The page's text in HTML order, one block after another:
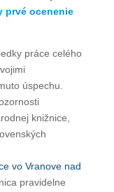
prvé ocenenie
práce celého
úspechu.
knižnice,
vo Vranove nad
pravidelne